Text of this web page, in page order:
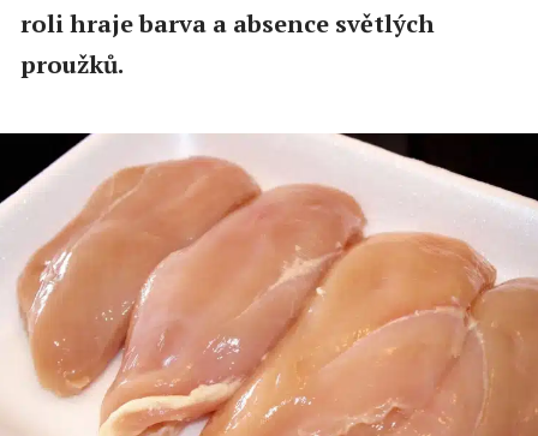
roli hraje barva a absence světlých
proužků.